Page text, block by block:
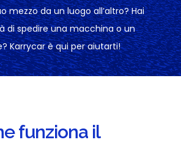
mezzo da un luogo all’altro? Hai
di spedire una macchina o un
Karrycar è qui per aiutarti!
funziona il